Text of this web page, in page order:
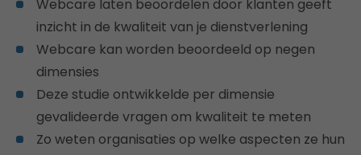
Webcare laten beoordelen door klanten geeft
inzicht in de kwaliteit van je dienstverlening
Webcare kan worden beoordeeld op negen
dimensies
Deze studie ontwikkelde per dimensie
gevalideerde vragen om kwaliteit te meten
Zo weten organisaties op welke aspecten ze hun